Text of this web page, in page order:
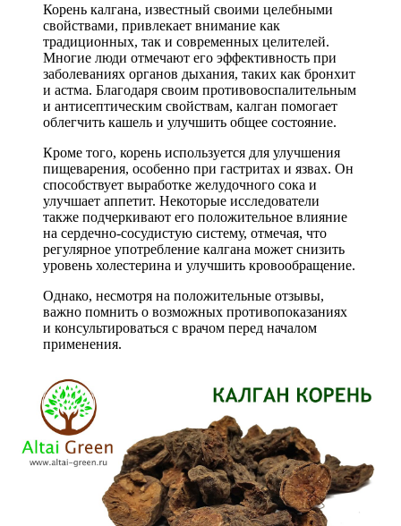
Корень калгана, известный своими целебными
свойствами, привлекает внимание как
традиционных, так и современных целителей.
Многие люди отмечают его эффективность при
заболеваниях органов дыхания, таких как бронхит
и астма. Благодаря своим противовоспалительным
и антисептическим свойствам, калган помогает
облегчить кашель и улучшить общее состояние.
Кроме того, корень используется для улучшения
пищеварения, особенно при гастритах и язвах. Он
способствует выработке желудочного сока и
улучшает аппетит. Некоторые исследователи
также подчеркивают его положительное влияние
на сердечно-сосудистую систему, отмечая, что
регулярное употребление калгана может снизить
уровень холестерина и улучшить кровообращение.
Однако, несмотря на положительные отзывы,
важно помнить о возможных противопоказаниях
и консультироваться с врачом перед началом
применения.